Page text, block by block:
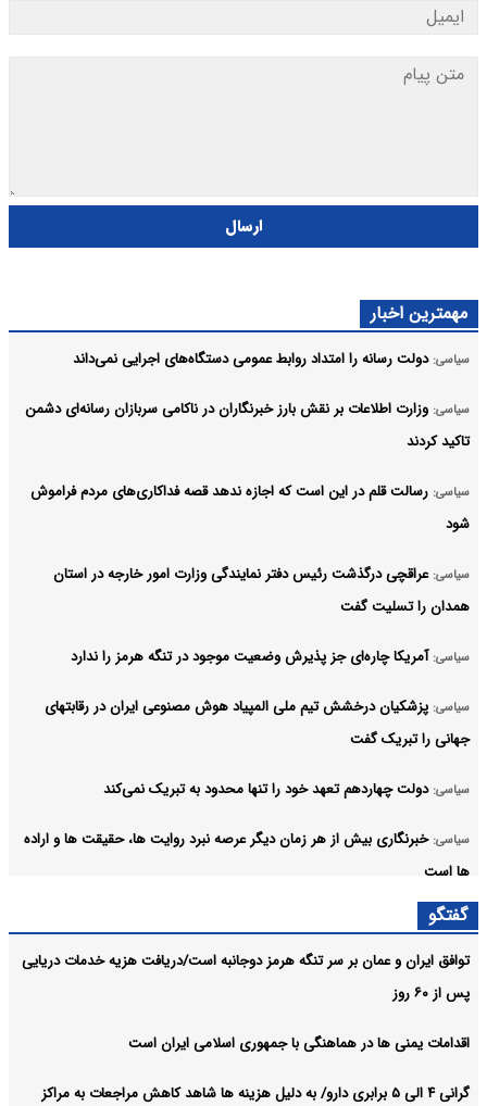
ارسال
مهمترین اخبار
سیاسی: دولت رسانه را امتداد روابط عمومی دستگاه‌های اجرایی نمی‌داند
سیاسی: وزارت اطلاعات بر نقش بارز خبرنگاران در ناکامی سربازان رسانه‌ای دشمن
تاکید کردند
سیاسی: رسالت قلم در این است که اجازه ندهد قصه‌ فداکاری‌های مردم فراموش
شود
سیاسی: عراقچی درگذشت رئیس دفتر نمایندگی وزارت امور خارجه در استان
همدان را تسلیت گفت
سیاسی: آمریکا چاره‌ای جز پذیرش وضعیت موجود در تنگه هرمز را ندارد
سیاسی: پزشکیان درخشش تیم ملی المپیاد هوش مصنوعی ایران در رقابتهای
جهانی را تبریک گفت
سیاسی: دولت چهاردهم تعهد خود را تنها محدود به تبریک نمی‌کند
سیاسی: خبرنگاری بیش از هر زمان دیگر عرصه نبرد روایت ها، حقیقت ها و اراده
ها است
سیاسی:
عملکرد باشد
سیاسی: مرکز پژوهش‌های مجلس برای حمایت از حقوق خبرنگاران چه راهکاری
دارد؟
گفتگو
توافق ایران و عمان بر سر تنگه هرمز دوجانبه است/دریافت هزیه خدمات دریایی
پس از ۶۰ روز
اقدامات یمنی ها در هماهنگی با جمهوری اسلامی ایران است
گرانی ۴ الی ۵ برابری دارو/ به دلیل هزینه ها شاهد کاهش مراجعات به مراکز